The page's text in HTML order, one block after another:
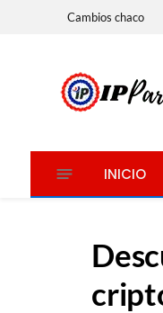
Cambios chaco
INICIO